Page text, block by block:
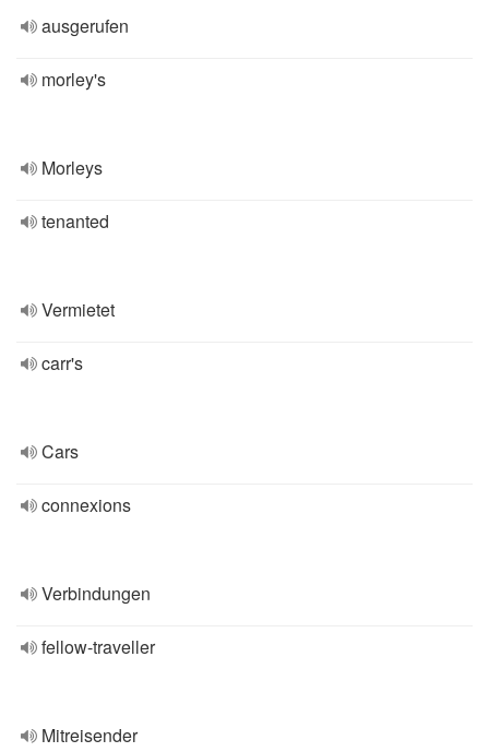
ausgerufen
morley's
Morleys
tenanted
Vermietet
carr's
Cars
connexions
Verbindungen
fellow-traveller
Mitreisender